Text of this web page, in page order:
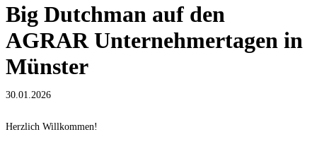
Big Dutchman auf den
AGRAR Unternehmertagen in
Münster
30.01.2026
Herzlich Willkommen!